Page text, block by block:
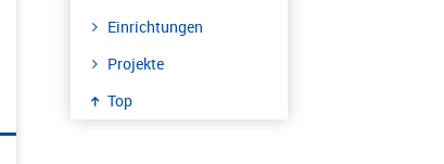
Einrichtungen
Projekte
Top